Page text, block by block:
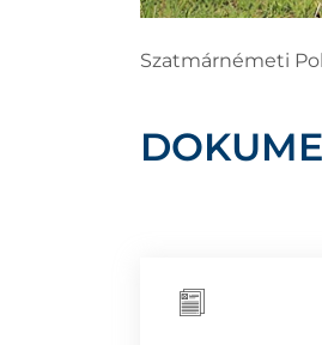
Szatmárnémeti